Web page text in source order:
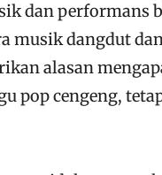
dan performans
musik dangdut
alasan
pop cengeng,